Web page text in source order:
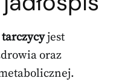
jest
oraz